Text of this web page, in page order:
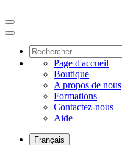
Page d'accueil
Boutique
A propos de nous
Formations
Contactez-nous
Aide
Français